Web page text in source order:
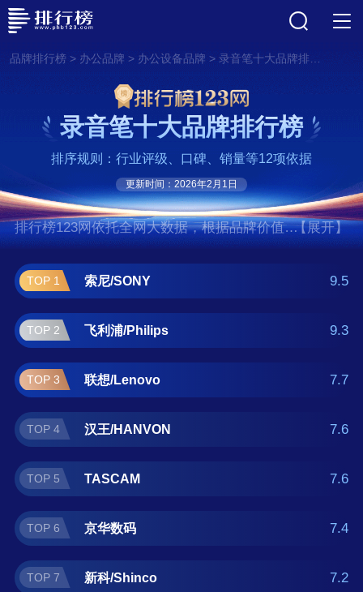
品牌排行榜> 办公品牌 > 办公设备品牌 > 录音笔十大品牌排行榜
录音笔十大品牌排行榜
排序规则：行业评级、口碑、销量等12项依据
更新时间：2026年2月1日
排行榜123网依托全网大数据，根据品牌价值、
口碑评价等多项指数评选出了录音笔十大品牌
排行榜,前十名分别是索尼/SONY、飞利
浦/Philips、联想/Lenovo、汉王/HANVON、
TASCAM、京华数码、新科/Shinco、纽
曼/newsmy、爱国者/AIGO、科大讯飞。如果您
正在查找录音笔什么牌子好？那么本录音笔十
大品牌榜单可供您作为选购参考，我们致力于
用最真实的用户数据推荐口碑最好的录音笔品
牌，让您选得放心。(榜单每月更新一次)
【展开】
TOP 1 索尼/SONY 9.5
TOP 2 飞利浦/Philips 9.3
TOP 3 联想/Lenovo 7.7
TOP 4 汉王/HANVON 7.6
TOP 5 TASCAM 7.6
TOP 6 京华数码 7.4
TOP 7 新科/Shinco 7.2